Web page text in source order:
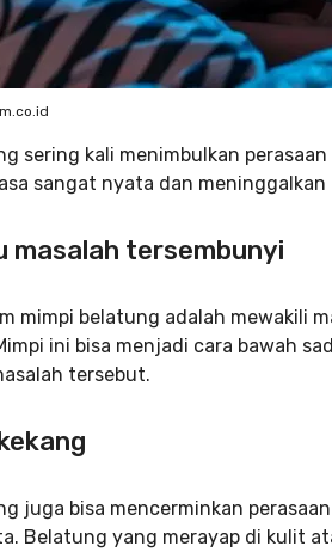
sering kali menimbulkan
sangat nyata dan meninggalkan
masalah tersembunyi
mimpi belatung adalah mewakili
ini bisa menjadi cara bawah
tersebut.
juga bisa mencerminkan
Belatung yang merayap di kulit